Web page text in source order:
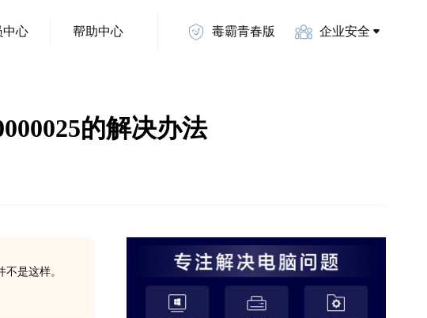
中心 帮助中心 毒霸青春版 企业安全
的解决办法
是这样。